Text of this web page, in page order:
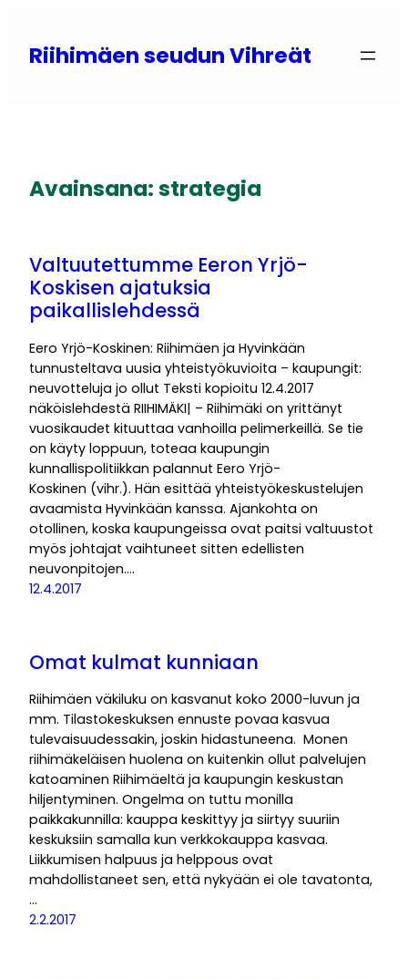
Riihimäen seudun Vihreät
Avainsana:strategia
Valtuutettumme Eeron Yrjö-
Koskisen ajatuksia
paikallislehdessä
Eero Yrjö-Koskinen: Riihimäen ja Hyvinkään
tunnusteltava uusia yhteistyökuvioita – kaupungit:
neuvotteluja jo ollut Teksti kopioitu 12.4.2017
näköislehdestä RIIHIMÄKI| – Riihimäki on yrittänyt
vuosikaudet kituuttaa vanhoilla pelimerkeillä. Se tie
on käyty loppuun, toteaa kaupungin
kunnallispolitiikkan palannut Eero Yrjö-
Koskinen (vihr.). Hän esittää yhteistyökeskustelujen
avaamista Hyvinkään kanssa. Ajankohta on
otollinen, koska kaupungeissa ovat paitsi valtuustot
myös johtajat vaihtuneet sitten edellisten
neuvonpitojen.…
12.4.2017
Omat kulmat kunniaan
Riihimäen väkiluku on kasvanut koko 2000-luvun ja
mm. Tilastokeskuksen ennuste povaa kasvua
tulevaisuudessakin, joskin hidastuneena. Monen
riihimäkeläisen huolena on kuitenkin ollut palvelujen
katoaminen Riihimäeltä ja kaupungin keskustan
hiljentyminen. Ongelma on tuttu monilla
paikkakunnilla: kauppa keskittyy ja siirtyy suuriin
keskuksiin samalla kun verkkokauppa kasvaa.
Liikkumisen halpuus ja helppous ovat
mahdollistaneet sen, että nykyään ei ole tavatonta,
…
2.2.2017